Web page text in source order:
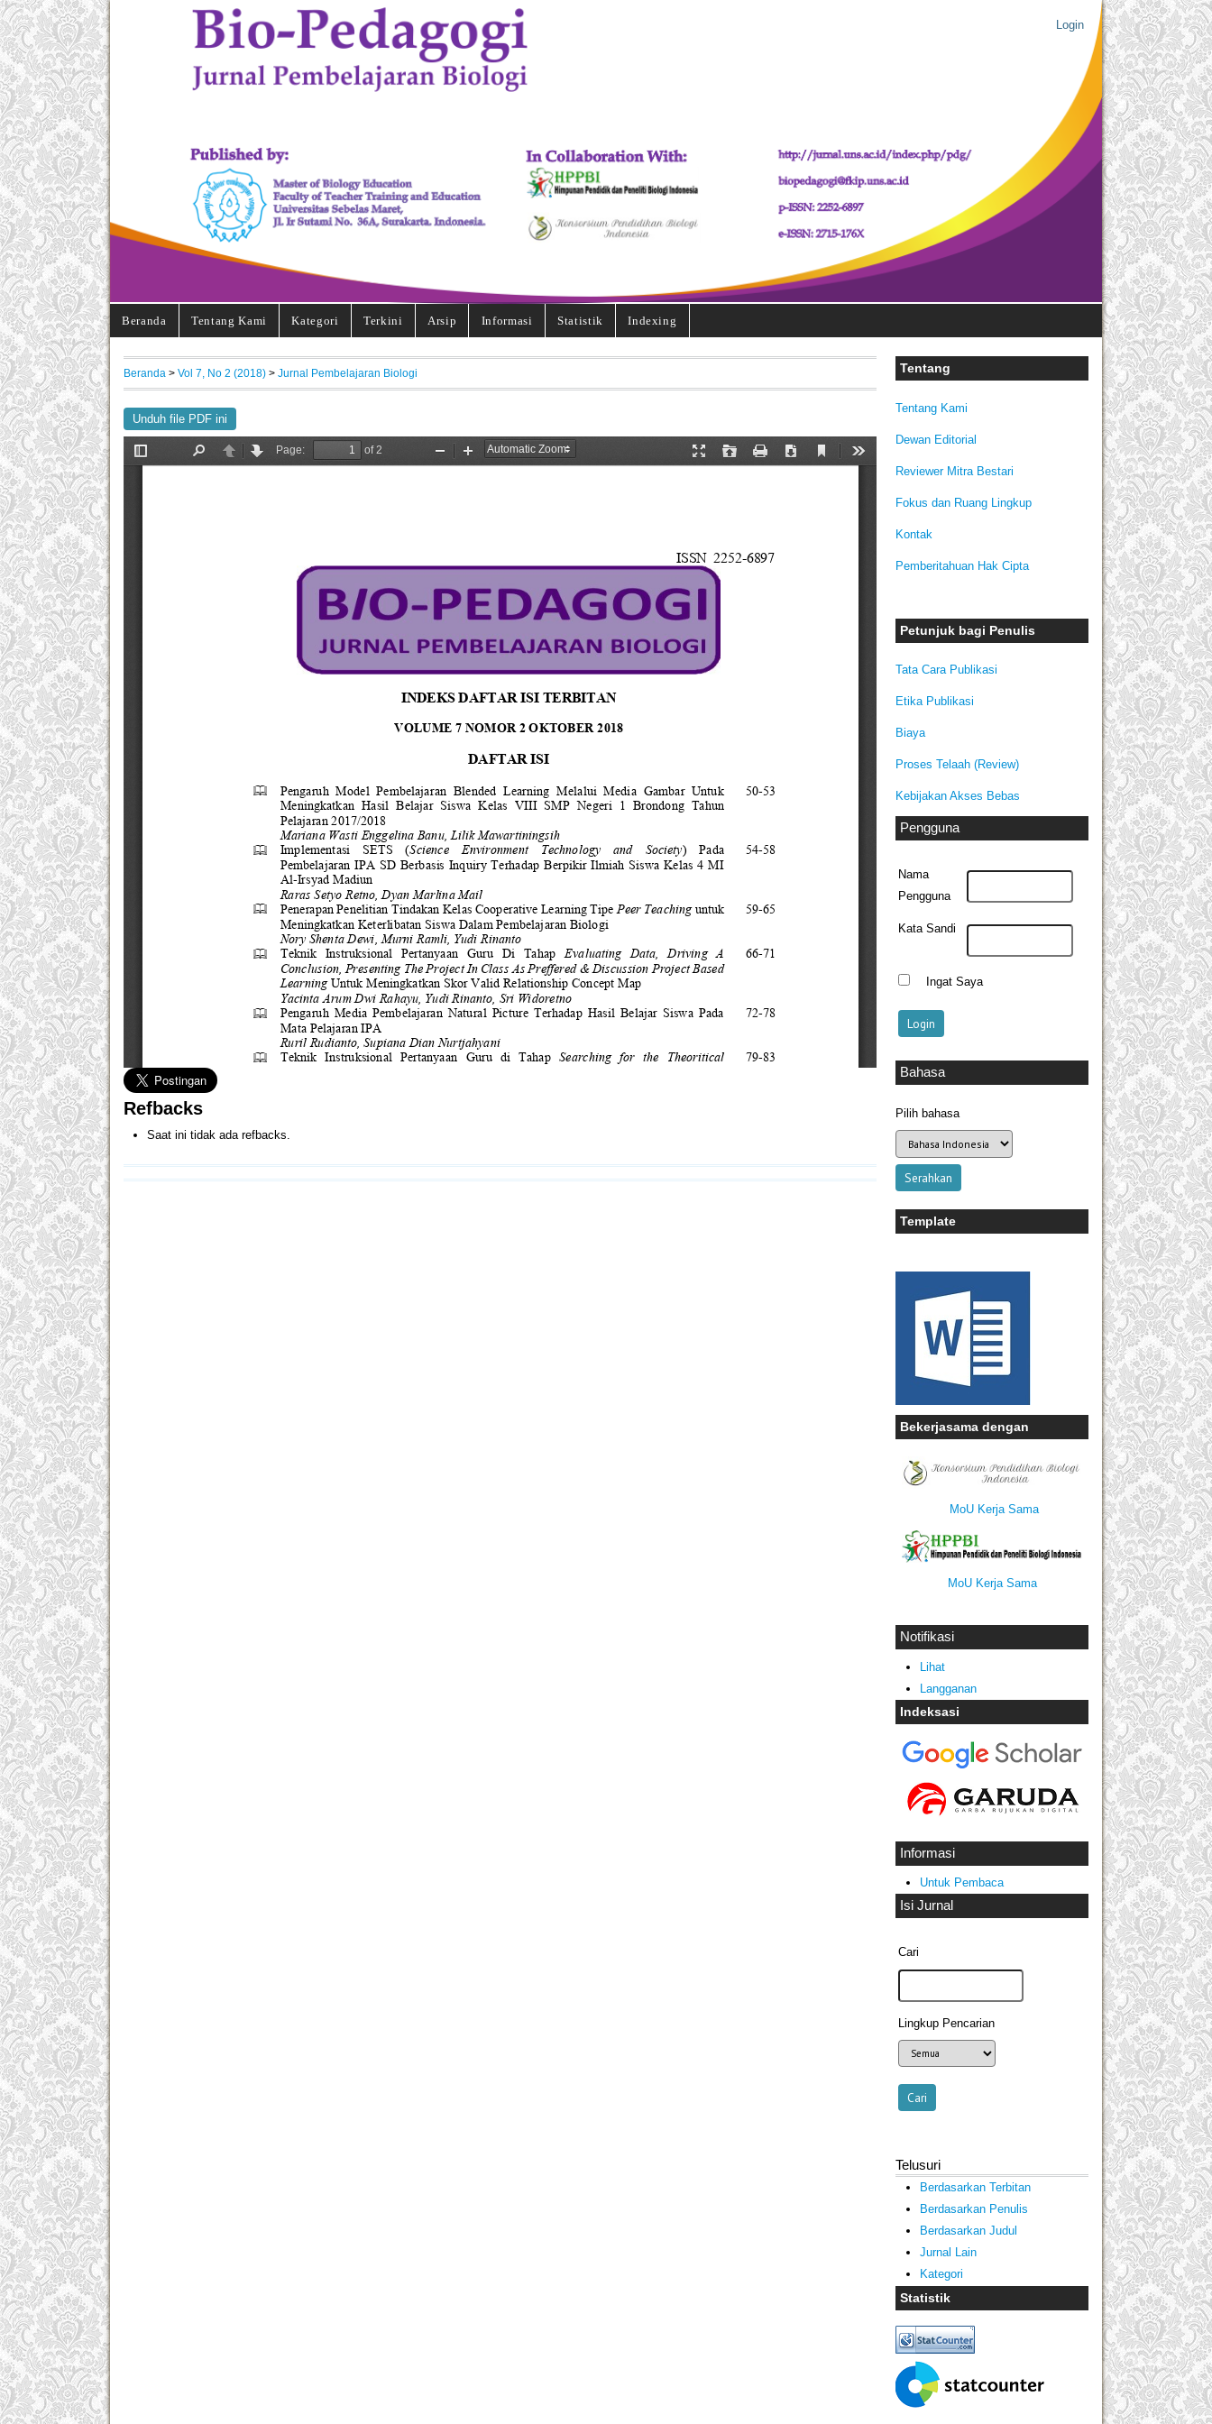
Login
Beranda Tentang Kami Kategori Terkini Arsip Informasi Statistik Indexing
Tentang
Tentang Kami
Dewan Editorial
Reviewer Mitra Bestari
Fokus dan Ruang Lingkup
Kontak
Pemberitahuan Hak Cipta
Petunjuk bagi Penulis
Tata Cara Publikasi
Etika Publikasi
Biaya
Proses Telaah (Review)
Kebijakan Akses Bebas
Pengguna
Nama
Pengguna
Kata Sandi
Ingat Saya
Bahasa
Pilih bahasa
Template
Bekerjasama dengan
MoU Kerja Sama
MoU Kerja Sama
Notifikasi
Lihat
Langganan
Indeksasi
Informasi
Untuk Pembaca
Isi Jurnal
Cari
Lingkup Pencarian
Telusuri
Berdasarkan Terbitan
Berdasarkan Penulis
Berdasarkan Judul
Jurnal Lain
Kategori
Statistik
Beranda > Vol 7, No 2 (2018) > Jurnal Pembelajaran Biologi
Unduh file PDF ini
Refbacks
Saat ini tidak ada refbacks.